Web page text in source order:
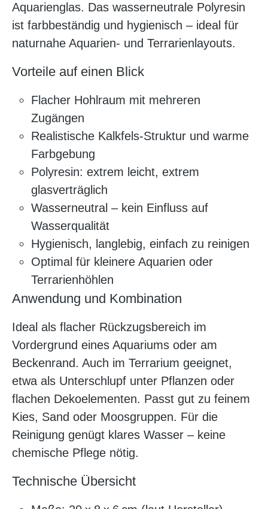
Aquarienglas. Das wasserneutrale Polyresin
ist farbbeständig und hygienisch – ideal für
naturnahe Aquarien- und Terrarienlayouts.
Vorteile auf einen Blick
Flacher Hohlraum mit mehreren
Zugängen
Realistische Kalkfels-Struktur und warme
Farbgebung
Polyresin: extrem leicht, extrem
glasverträglich
Wasserneutral – kein Einfluss auf
Wasserqualität
Hygienisch, langlebig, einfach zu reinigen
Optimal für kleinere Aquarien oder
Terrarienhöhlen
Anwendung und Kombination
Ideal als flacher Rückzugsbereich im
Vordergrund eines Aquariums oder am
Beckenrand. Auch im Terrarium geeignet,
etwa als Unterschlupf unter Pflanzen oder
flachen Dekoelementen. Passt gut zu feinem
Kies, Sand oder Moosgruppen. Für die
Reinigung genügt klares Wasser – keine
chemische Pflege nötig.
Technische Übersicht